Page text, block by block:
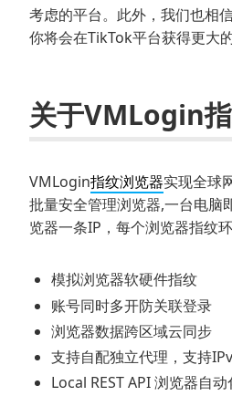
考虑的平台。此外，我们也相
你将会在TikTok平台获得更大
关于VMLogin
VMLogin指纹浏览器实现全球
批量安全管理浏览器,一台电脑
览器一条IP，每个浏览器指纹
模拟浏览器软硬件指纹
账号同时多开防关联登录
浏览器数据跨区域云同步
支持自配独立代理，支持
Local REST API 浏览器自动